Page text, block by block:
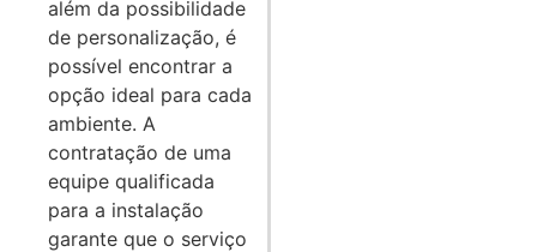
além da possibilidade
de personalização, é
possível encontrar a
opção ideal para cada
ambiente. A
contratação de uma
equipe qualificada
para a instalação
garante que o serviço